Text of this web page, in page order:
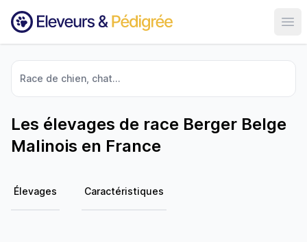
Race de chien, chat...
Les élevages de race Berger Belge
Malinois en France
Élevages Caractéristiques